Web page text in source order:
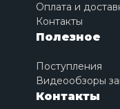
Оплата и
Контакты
Полезное
Поступления
Видеообзоры
Контакты